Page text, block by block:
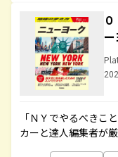
「ＮＹでやるべきこ
カーと達人編集者が